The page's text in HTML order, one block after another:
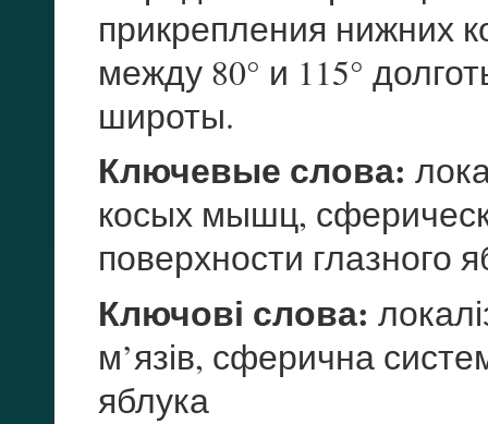
прикрепления нижних
между 80° и 115°
широты.
Ключевые слова:
косых мышц,
поверхности глазного
Ключові слова:
м’язів, сферична
яблука